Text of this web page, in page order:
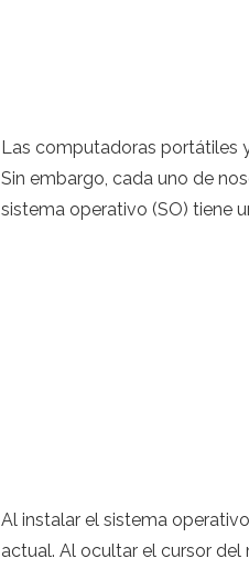
Las computadoras portátiles
Sin embargo, cada uno de
sistema operativo (SO) tiene
Al instalar el sistema
actual. Al ocultar el cursor